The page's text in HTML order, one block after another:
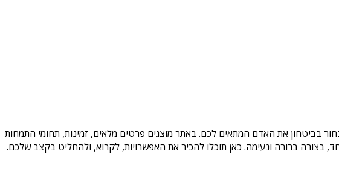
בביטחון את האדם המתאים לכם. באתר מוצגים פרטים מלאים, זמינות, תחומי התמחות
ברורה ונעימה. כאן תוכלו להכיר את האפשרויות, לקרוא, ולהחליט בקצב שלכם.